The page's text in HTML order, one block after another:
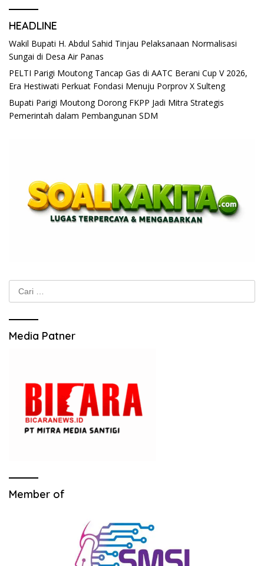
HEADLINE
Wakil Bupati H. Abdul Sahid Tinjau Pelaksanaan Normalisasi
Sungai di Desa Air Panas
PELTI Parigi Moutong Tancap Gas di AATC Berani Cup V 2026,
Era Hestiwati Perkuat Fondasi Menuju Porprov X Sulteng
Bupati Parigi Moutong Dorong FKPP Jadi Mitra Strategis
Pemerintah dalam Pembangunan SDM
Media Patner
Member of